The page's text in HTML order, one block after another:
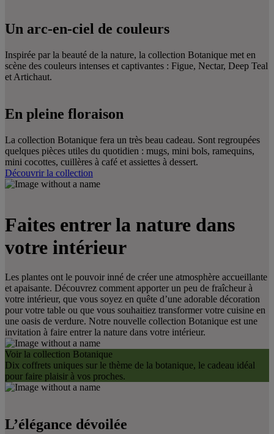
Un arc-en-ciel de couleurs
Inspirée par la beauté de la nature, la collection Botanique met en
scène des couleurs intenses et captivantes : Figue, Nectar, Deep Teal
et Artichaut.
En pleine floraison
La collection Botanique fera un très beau cadeau. Sont regroupées
quelques pièces utiles du quotidien : mugs, mini bols, ramequins,
mini cocottes, cuillères à café et assiettes à dessert.
Découvrir la collection
Faites entrer la nature dans
votre intérieur
Les plantes ont le pouvoir inné de créer une atmosphère accueillante
et apaisante. Découvrez comment apporter un peu de fraîcheur à
votre intérieur, que vous soyez en quête d’une adorable décoration
pour votre table ou que vous souhaitiez transformer votre cuisine en
une oasis de verdure. Notre nouvelle collection Botanique est une
invitation à faire entrer la nature dans votre intérieur.
Voir la collection Botanique
Dix coffrets uniques sur le thème de la botanique, le cadeau idéal
pour faire plaisir à vos proches.
L’élégance dévoilée